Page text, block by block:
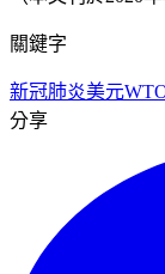
關鍵字
新冠肺炎美元
分享